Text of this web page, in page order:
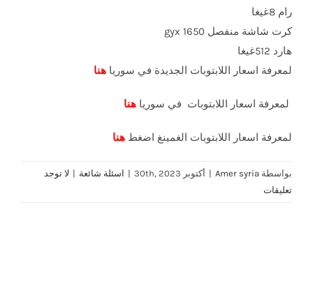
رام 8غيغا
كرت شاشة منفصل gyx 1650
هارد 512غيغا
لمعرفة اسعار اللابتوبات الجديدة في سوريا هنا
لمعرفة اسعار اللابتوبات في سوريا هنا
لمعرفة اسعار اللابتوبات الغمينغ اضغط هنا
بواسطة Amer syria
| أكتوبر 30th, 2023 | اسئلة شائعة | لا توجد
تعليقات